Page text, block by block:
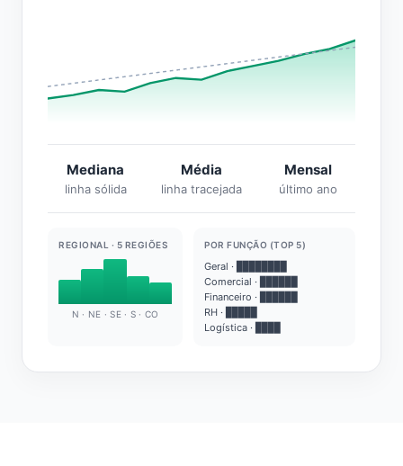
Mediana
linha sólida
Média
linha tracejada
Mensal
último ano
REGIONAL · 5 REGIÕES
N · NE · SE · S · CO
POR FUNÇÃO (TOP 5)
Geral · ████████
Comercial · ██████
Financeiro · ██████
RH · █████
Logística · ████